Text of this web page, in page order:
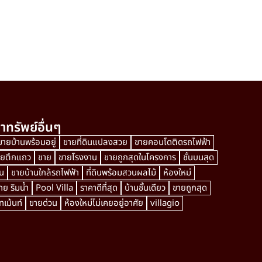
ทรัพย์อื่นๆ
ายบ้านพร้อมอยู่ ขายที่ดินแปลงสวย
ขายคอนโดติดรถไฟฟ้า
ตึกแถว ขาย ขายโรงงาน ขายถูกสุดในโครงการ ชั้นบนสุด
ขายบ้านใกล้รถไฟฟ้า ที่ดินพร้อมสวนผลไม้
ห้องใหม่
ย ริมน้ำ
Pool Villa ราคาดีที่สุด บ้านชั้นเดียว ขายถูกสุด
เม้นท์ ขายด่วน ห้องใหม่ไม่เคยอยู่อาศัย villagio